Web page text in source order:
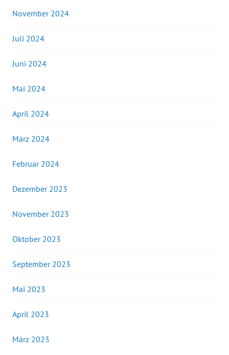
November 2024
Juli 2024
Juni 2024
Mai 2024
April 2024
März 2024
Februar 2024
Dezember 2023
November 2023
Oktober 2023
September 2023
Mai 2023
April 2023
März 2023